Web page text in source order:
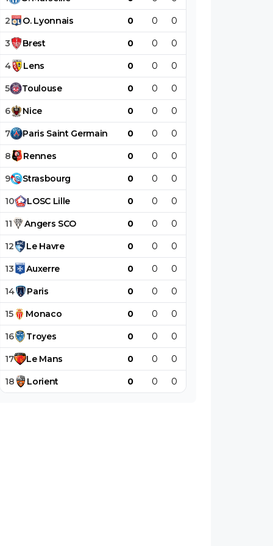
2 O. Lyonnais 0 0 0
3 Brest 0 0 0
4 Lens 0 0 0
5 Toulouse 0 0 0
6 Nice 0 0 0
7 Paris Saint Germain 0 0 0
8 Rennes 0 0 0
9 Strasbourg 0 0 0
10 LOSC Lille 0 0 0
11 Angers SCO 0 0 0
12 Le Havre 0 0 0
13 Auxerre 0 0 0
14 Paris 0 0 0
15 Monaco 0 0 0
16 Troyes 0 0 0
17 Le Mans 0 0 0
18 Lorient 0 0 0